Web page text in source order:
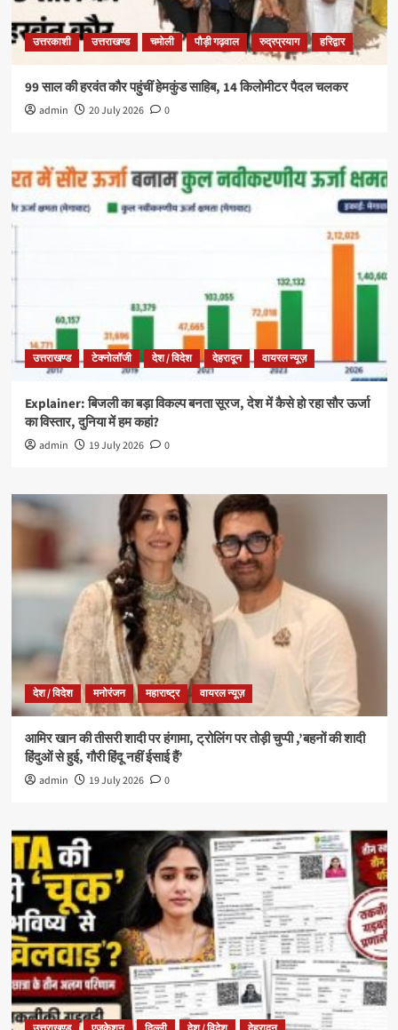
उत्तरकाशी उत्तराखण्ड चमोली पौड़ी गढ़वाल रुद्रप्रयाग हरिद्वार
99 साल की हरवंत कौर पहुंचीं हेमकुंड साहिब, 14 किलोमीटर पैदल चलकर
admin 20 July 2026 0
उत्तराखण्ड टेक्नोलॉजी देश / विदेश देहरादून वायरल न्यूज़
Explainer: बिजली का बड़ा विकल्प बनता सूरज, देश में कैसे हो रहा सौर ऊर्जा
का विस्तार, दुनिया में हम कहां?
admin 19 July 2026 0
देश / विदेश मनोरंजन महाराष्ट्र वायरल न्यूज़
आमिर खान की तीसरी शादी पर हंगामा, ट्रोलिंग पर तोड़ी चुप्पी ,’बहनों की शादी
हिंदुओं से हुई, गौरी हिंदू नहीं ईसाई हैं’
admin 19 July 2026 0